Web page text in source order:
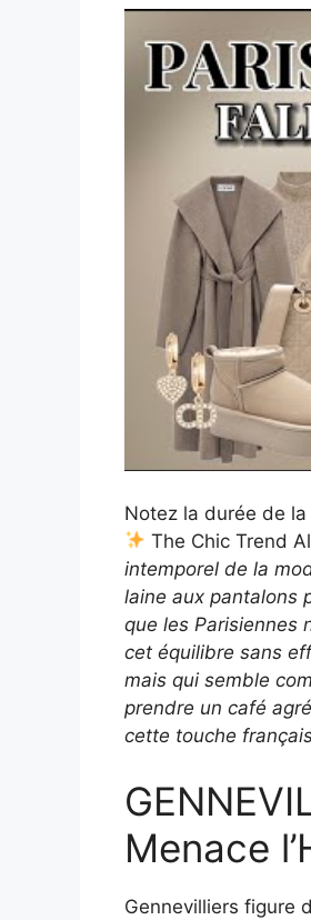
Notez la durée de
The Chic Trend
intemporel de la
laine aux pantalons
que les Parisiennes
cet équilibre sans
mais qui semble
prendre un café
cette touche
Menace
Gennevilliers figure